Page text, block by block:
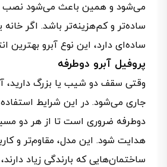
می‌شود و همین باعث می‌شود نصب
ساده‌تر و کم‌هزینه‌تر باشد. اگر خانه
ساده‌ای دارد، این نوع آبرو بهترین
پروفیل آبرو دوطرفه
وقتی سقف دو شیب یا بزرگ دارید،
جاری می‌شود. در این شرایط استفاده
دوطرفه ضروری است تا از هر دو
هدایت شود. این مدل، مقاوم‌تر و
ساختمان‌هایی که بارندگی زیاد